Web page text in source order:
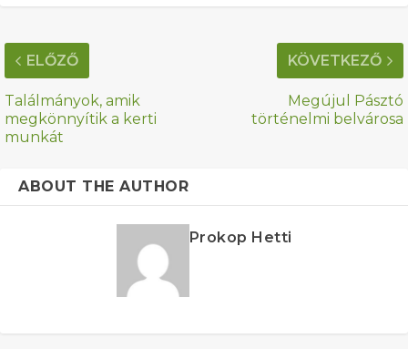
ELŐZŐ
Találmányok, amik
megkönnyítik a kerti
munkát
KÖVETKEZŐ
Megújul Pásztó
történelmi belvárosa
ABOUT THE AUTHOR
Prokop Hetti